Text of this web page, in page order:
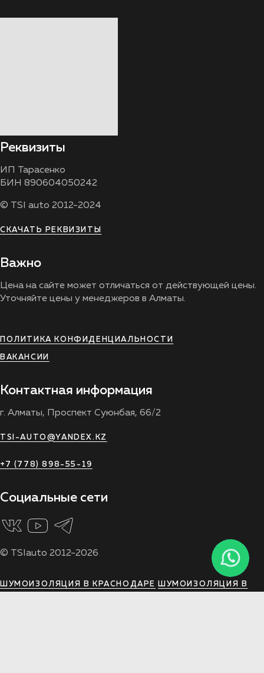
Реквизиты
ИП Тарасенко
БИН 890604050242
© TSI auto 2012-2024
СКАЧАТЬ РЕКВИЗИТЫ
Важно
Цена на сайте может отличаться от действующей цены.
Уточняйте цены у менеджеров в Алматы.
ПОЛИТИКА КОНФИДЕНЦИАЛЬНОСТИ
ВАКАНСИИ
Контактная информация
г. Алматы, Проспект Суюнбая, 66/2
TSI-AUTO@YANDEX.KZ
+7 (778) 898-55-19
Социальные сети
© TSIauto 2012-2026
ШУМОИЗОЛЯЦИЯ В КРАСНОДАРЕ
ШУМОИЗОЛЯЦИЯ В